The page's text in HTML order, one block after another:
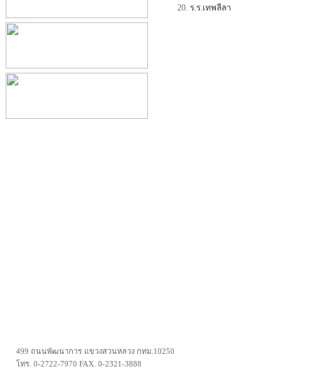
20. ร.ร.เทพลีลา
499 ถนนพัฒนาการ แขวงสวนหลวง กทม.10250
โทร. 0-2722-7970 FAX. 0-2321-3888